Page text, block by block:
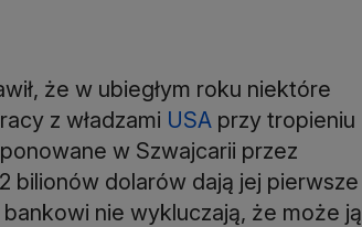
że w ubiegłym roku niektóre
z władzami USA przy tropieniu
w Szwajcarii przez
bilionów dolarów dają jej pierwsze
nie wykluczają, że może ją